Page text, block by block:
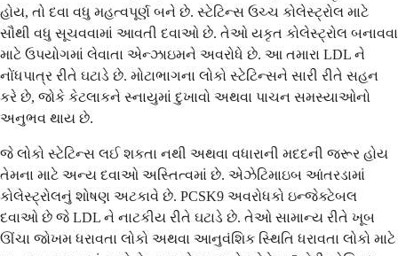
હોય, તો દવા વધુ મહત્વપૂર્ણ બને છે. સ્ટેટિન્સ ઉચ્ચ કોલેસ્ટ્રોલ માટે
સૌથી વધુ સૂચવવામાં આવતી દવાઓ છે. તેઓ યકૃત કોલેસ્ટ્રોલ બનાવવા
માટે ઉપયોગમાં લેવાતા એન્ઝાઇમને અવરોધે છે. આ તમારા LDL ને
નોંધપાત્ર રીતે ઘટાડે છે. મોટાભાગના લોકો સ્ટેટિન્સને સારી રીતે સહન
કરે છે, જોકે કેટલાકને સ્નાયુમાં દુખાવો અથવા પાચન સમસ્યાઓનો
અનુભવ થાય છે.
જે લોકો સ્ટેટિન્સ લઈ શકતા નથી અથવા વધારાની મદદની જરૂર હોય
તેમના માટે અન્ય દવાઓ અસ્તિત્વમાં છે. એઝેટિમાઇબ આંતરડામાં
કોલેસ્ટ્રોલનું શોષણ અટકાવે છે. PCSK9 અવરોધકો ઇન્જેક્ટેબલ
દવાઓ છે જે LDL ને નાટકીય રીતે ઘટાડે છે. તેઓ સામાન્ય રીતે ખૂબ
ઊંચા જોખમ ધરાવતા લોકો અથવા આનુવંશિક સ્થિતિ ધરાવતા લોકો માટે